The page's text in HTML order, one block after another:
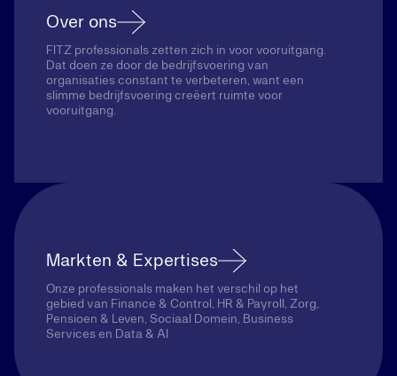
Over ons
FITZ professionals zetten zich in voor vooruitgang.
Dat doen ze door de bedrijfsvoering van
organisaties constant te verbeteren, want een
slimme bedrijfsvoering creëert ruimte voor
vooruitgang.
Markten & Expertises
Onze professionals maken het verschil op het
gebied van Finance & Control, HR & Payroll, Zorg,
Pensioen & Leven, Sociaal Domein, Business
Services en Data & AI